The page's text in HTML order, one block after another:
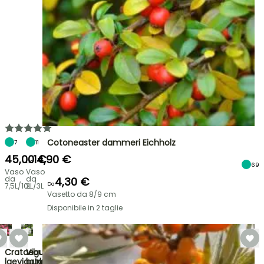
7
45,00 €
Vaso
da
7,5L/10L
11
Da14,90 €
Vaso
da
2L/3L
Cotoneaster dammeri Eichholz
69
Da4,30 €
Vasetto da 8/9 cm
Disponibile in 2 taglie
Crataegus
laevigata
Viburnum
burkwoodii